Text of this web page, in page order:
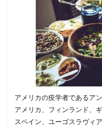
アメリカの疫学者であるア
アメリカ、フィンランド、
スペイン、ユーゴスラヴィ